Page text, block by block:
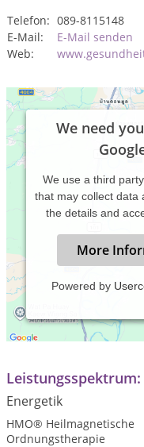
Telefon: 089-8115148
E-Mail:
E-Mail senden
Web:
We need
We use a third
that may collect data
the details and
More
Powered by
Mitglied im
ORDNUNGSTHERAPIE
www.fho.world
Leistungsspektrum:
Energetik
HMO® Heilmagnetische
Ordnungstherapie